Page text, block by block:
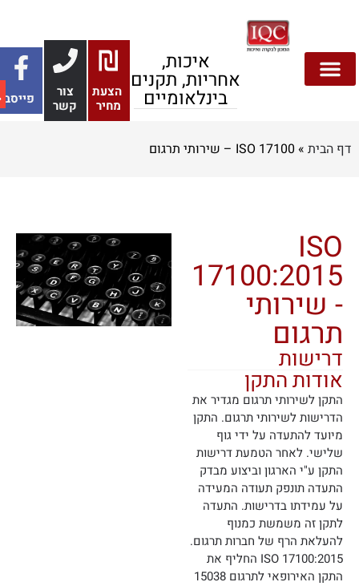
איכות,
אחריות, תקנים
בינלאומיים
הצעת
מחיר
צור
קשר
פייסבוק
הבית»ISO 17100 – שירותי תרגום
ISO
17100:2015
- שירותי
תרגום
דרישות
אודות התקן
התקן לשירותי תרגום מגדיר את
הדרישות לשירותי תרגום. התקן
מיועד להתעדה על ידי גוף
שלישי. לאחר הטמעת דרישות
התקן ע"י הארגון וביצוע מבדק
התעדה תונפק תעודה המעידה
על עמידתו בדרישות. התעדה
לתקן זה משמשת כמנוף
להעלאת הרף של חברות תרגום.
17100:2015 ISO החליף את
התקן האירופאי לתרגום 15038